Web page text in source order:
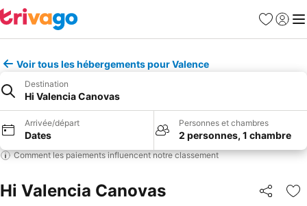
Favoris
Se
Voir tous les hébergements pour Valence
Destination
Hi Valencia Canovas
Arrivée/départ
Dates
Personnes et chambres
2 personnes, 1 chambre
Comment les paiements influencent notre classement
Hi Valencia Canovas Partager